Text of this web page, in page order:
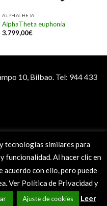
ALPHATHETA
AlphaTheta euphonia
3.799,00€
10, Bilbao. Tel: 944 433
tecnologías similares para
funcionalidad. Al hacer clic en
acuerdo con ello, pero puede
Ver Política de Privacidad y
Ajuste de cookies Leer